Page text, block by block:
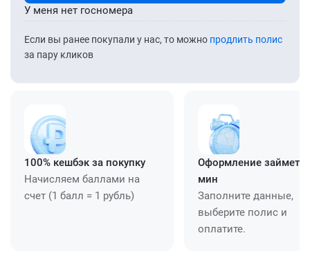
Если вы ранее покупали у нас, то можно продлить полис
за пару кликов
У меня нет госномера
100% кешбэк за покупку
Начисляем баллами на
счет (1 балл = 1 рубль)
Оформление займет
мин
Заполните данные,
выберите полис и
оплатите.